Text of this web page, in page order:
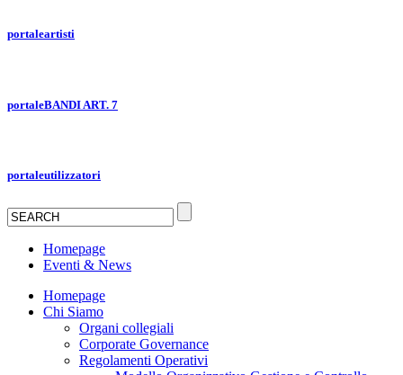
portaleartisti
portaleBANDI ART. 7
portaleutilizzatori
Homepage
Eventi & News
Homepage
Chi Siamo
Organi collegiali
Corporate Governance
Regolamenti Operativi